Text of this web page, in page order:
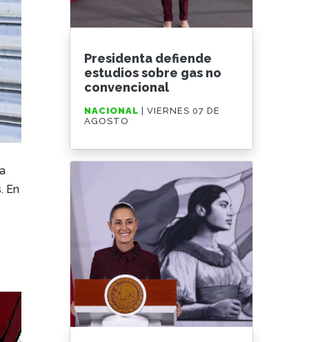
En
Presidenta defiende
estudios sobre gas no
convencional
NACIONAL
| VIERNES 07 DE
AGOSTO